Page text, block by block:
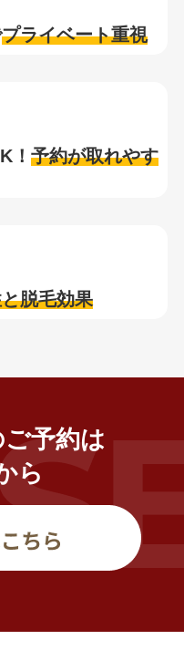
プライベート重視
！ 予約が取れやす
脱毛効果
予約は
ら